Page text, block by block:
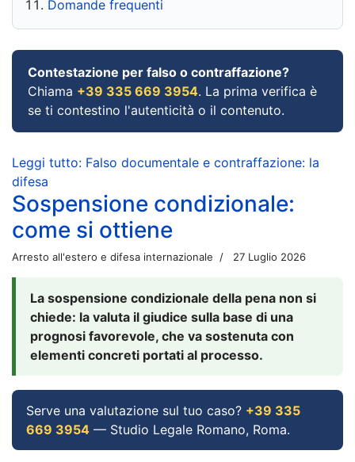
Domande frequenti
Contestazione per falso o contraffazione?
Chiama +39 335 669 3954. La prima verifica è
se ti contestino l'autenticità o il contenuto.
Leggi tutto: Falso documentale e contraffazione: la
difesa
Sospensione condizionale:
come si ottiene
Arresto all'estero e difesa internazionale 27 Luglio 2026
La sospensione condizionale della pena non si
chiede: la valuta il giudice sulla base di una
prognosi favorevole, che va sostenuta con
elementi concreti portati al processo.
Serve una valutazione sul tuo caso? +39 335
669 3954 — Studio Legale Romano, Roma.